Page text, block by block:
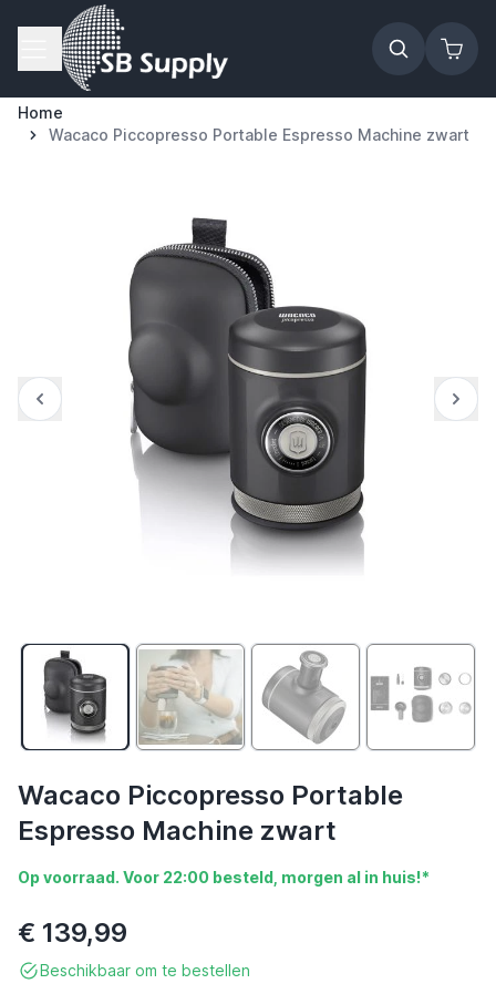
Ga naar de inhoud
Home
Wacaco Piccopresso Portable Espresso Machine zwart
Wacaco Piccopresso Portable
Espresso Machine zwart
Op voorraad. Voor 22:00 besteld, morgen al in huis!*
€ 139,99
Beschikbaar om te bestellen